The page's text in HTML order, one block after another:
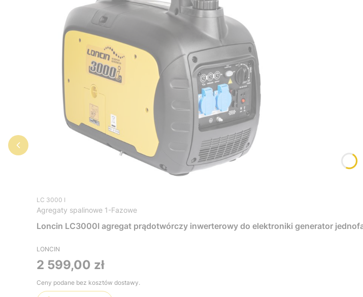
LC 3000 I
Agregaty spalinowe 1-Fazowe
Loncin LC3000I agregat prądotwórczy inwerterowy do elektroniki generator
LONCIN
Cena
2 599,00 zł
Ceny podane bez kosztów dostawy.